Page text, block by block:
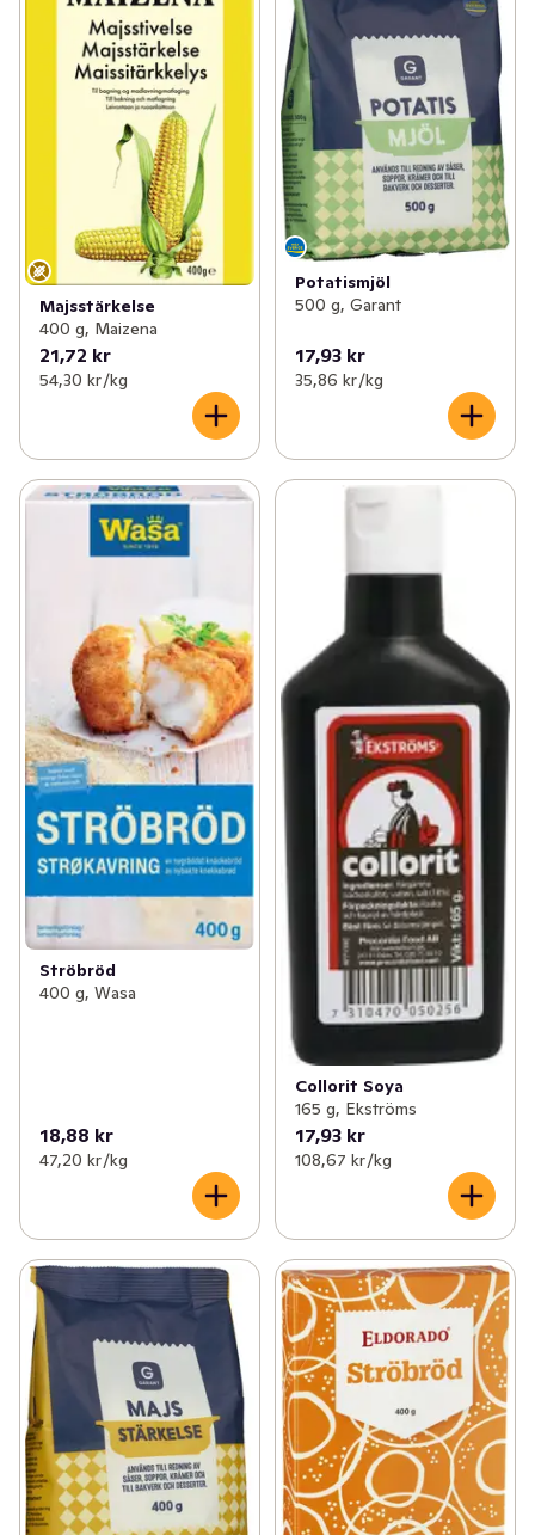
Pröva också Maizenas redning till ljusa såser och grytor.
I vårt sortiment hittar du även Stärkelse och Pizza- och
Pajmixer för enklare matlagning.
Majsstärkelse
400 g, Maizena
21,72 kr
54,30 kr /kg
Potatismjöl
500 g, Garant
17,93 kr
35,86 kr /kg
Ströbröd
400 g, Wasa
18,88 kr
47,20 kr /kg
Collorit Soya
165 g, Ekströms
17,93 kr
108,67 kr /kg